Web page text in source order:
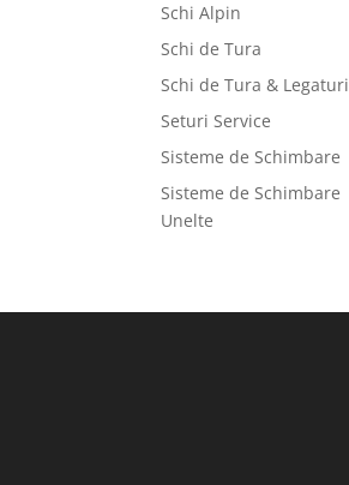
Schi Alpin
Schi de Tura
Schi de Tura & Legaturi
Seturi Service
Sisteme de Schimbare
Sisteme de Schimbare
Unelte